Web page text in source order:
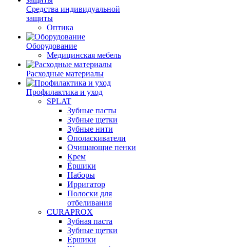
Средства индивидуальной
защиты
Оптика
Оборудование
Медицинская мебель
Расходные материалы
Профилактика и уход
SPLAT
Зубные пасты
Зубные щетки
Зубные нити
Ополаскиватели
Очищающие пенки
Крем
Ёршики
Наборы
Ирригатор
Полоски для
отбеливания
CURAPROX
Зубная паста
Зубные щетки
Ёршики